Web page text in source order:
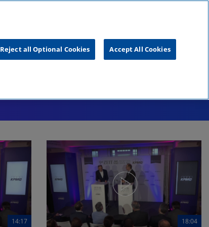
14:17 18:04
Reject all Optional Cookies Accept All Cookies